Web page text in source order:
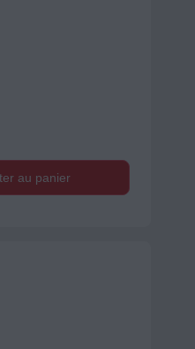
au panier